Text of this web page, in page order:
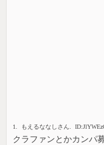
1. もえるななしさん.
クラファンとかカンパ